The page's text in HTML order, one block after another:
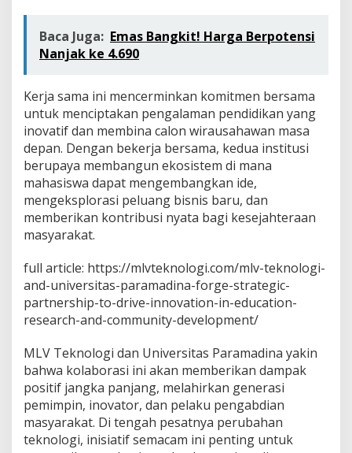
a
t
Baca Juga: Emas Bangkit! Harga Berpotensi
Nanjak ke 4.690
Kerja sama ini mencerminkan komitmen bersama
untuk menciptakan pengalaman pendidikan yang
inovatif dan membina calon wirausahawan masa
depan. Dengan bekerja bersama, kedua institusi
berupaya membangun ekosistem di mana
mahasiswa dapat mengembangkan ide,
mengeksplorasi peluang bisnis baru, dan
memberikan kontribusi nyata bagi kesejahteraan
masyarakat.
full article: https://mlvteknologi.com/mlv-teknologi-
and-universitas-paramadina-forge-strategic-
partnership-to-drive-innovation-in-education-
research-and-community-development/
MLV Teknologi dan Universitas Paramadina yakin
bahwa kolaborasi ini akan memberikan dampak
positif jangka panjang, melahirkan generasi
pemimpin, inovator, dan pelaku pengabdian
masyarakat. Di tengah pesatnya perubahan
teknologi, inisiatif semacam ini penting untuk